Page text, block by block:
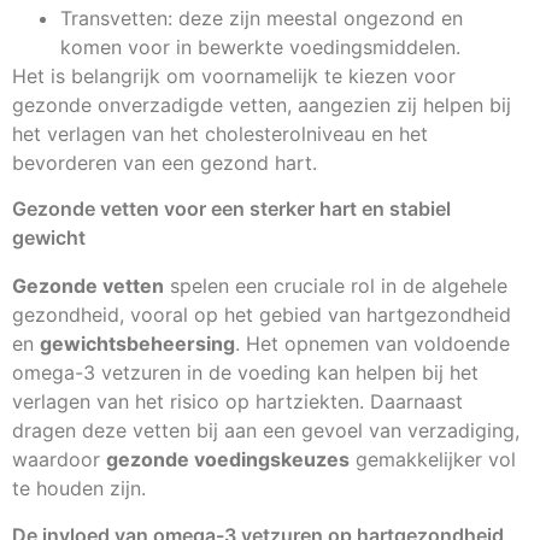
Transvetten: deze zijn meestal ongezond en
komen voor in bewerkte voedingsmiddelen.
Het is belangrijk om voornamelijk te kiezen voor
gezonde onverzadigde vetten, aangezien zij helpen bij
het verlagen van het cholesterolniveau en het
bevorderen van een gezond hart.
Gezonde vetten voor een sterker hart en stabiel
gewicht
Gezonde vetten spelen een cruciale rol in de algehele
gezondheid, vooral op het gebied van hartgezondheid
en gewichtsbeheersing. Het opnemen van voldoende
omega-3 vetzuren in de voeding kan helpen bij het
verlagen van het risico op hartziekten. Daarnaast
dragen deze vetten bij aan een gevoel van verzadiging,
waardoor gezonde voedingskeuzes gemakkelijker vol
te houden zijn.
De invloed van omega-3 vetzuren op hartgezondheid